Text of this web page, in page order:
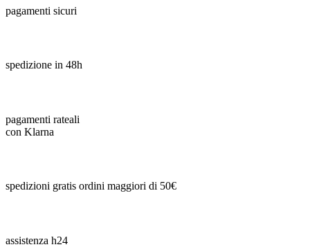
pagamenti sicuri
spedizione in 48h
pagamenti rateali
con Klarna
spedizioni gratis ordini maggiori di 50€
assistenza h24